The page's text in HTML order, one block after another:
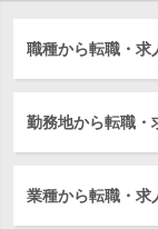
職種から転職・求
勤務地から転職・
業種から転職・求